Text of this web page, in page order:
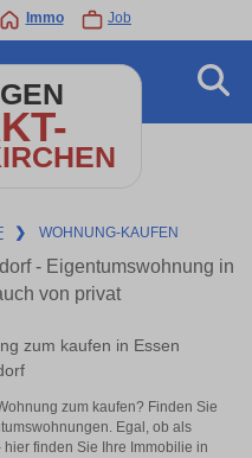
Immo Job
❯ WOHNUNG-KAUFEN
- Eigentumswohnung in
von privat
zum kaufen in Essen
zum kaufen? Finden Sie
Egal, ob als
finden Sie Ihre Immobilie in